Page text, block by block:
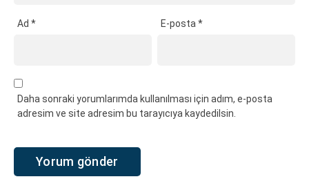
Ad * E-posta*
Daha sonraki yorumlarımda kullanılması için adım, e-posta
adresim ve site adresim bu tarayıcıya kaydedilsin.